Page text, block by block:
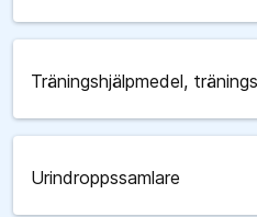
Träningshjälpmedel,
Urindroppssamlare